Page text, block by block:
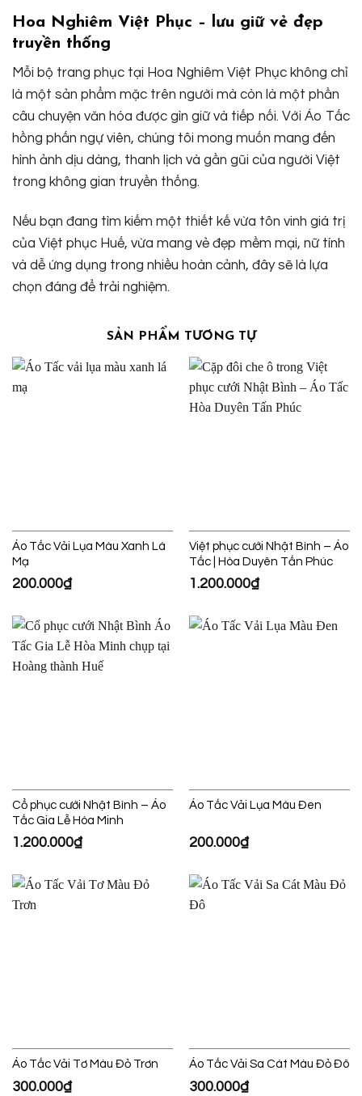
Hoa Nghiêm Việt Phục – lưu giữ vẻ đẹp
truyền thống
Mỗi bộ trang phục tại Hoa Nghiêm Việt Phục không chỉ
là một sản phẩm mặc trên người mà còn là một phần
câu chuyện văn hóa được gìn giữ và tiếp nối. Với Áo Tấc
hồng phấn ngự viên, chúng tôi mong muốn mang đến
hình ảnh dịu dàng, thanh lịch và gần gũi của người Việt
trong không gian truyền thống.
Nếu bạn đang tìm kiếm một thiết kế vừa tôn vinh giá trị
của Việt phục Huế, vừa mang vẻ đẹp mềm mại, nữ tính
và dễ ứng dụng trong nhiều hoàn cảnh, đây sẽ là lựa
chọn đáng để trải nghiệm.
SẢN PHẨM TƯƠNG TỰ
Áo Tấc Vải Lụa Màu Xanh Lá
Mạ
200.000₫
Việt phục cưới Nhật Bình – Áo
Tấc | Hòa Duyên Tấn Phúc
1.200.000₫
Cổ phục cưới Nhật Bình – Áo
Tấc Gia Lễ Hòa Minh
1.200.000₫
Áo Tấc Vải Lụa Màu Đen
200.000₫
Áo Tấc Vải Tơ Màu Đỏ Trơn
300.000₫
Áo Tấc Vải Sa Cát Màu Đỏ Đô
300.000₫